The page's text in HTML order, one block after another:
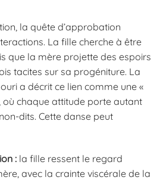
la quête d’approbation
La fille cherche à être
que la mère projette des espoirs
tacites sur sa progéniture. La
a décrit ce lien comme une «
où chaque attitude porte autant
dits. Cette danse peut
:la fille ressent le regard
avec la crainte viscérale de la